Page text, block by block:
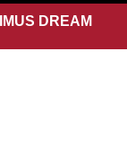
DREAM